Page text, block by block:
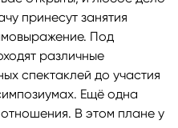
принесут занятия
Под
различные
спектаклей до участия
Ещё одна
В этом плане у